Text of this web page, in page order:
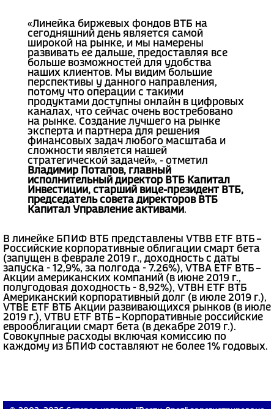
«Линейка биржевых фондов ВТБ на
сегодняшний день является самой
широкой на рынке, и мы намерены
развивать ее дальше, предоставляя все
больше возможностей для удобства
наших клиентов. Мы видим большие
перспективы у данного направления,
потому что операции с такими
продуктами доступны онлайн в цифровых
каналах, что сейчас очень востребовано
на рынке. Создание лучшего на рынке
эксперта и партнера для решения
финансовых задач любого масштаба и
сложности является нашей
стратегической задачей», - отметил
Владимир Потапов, главный
исполнительный директор ВТБ Капитал
Инвестиции, старший вице-президент ВТБ,
председатель совета директоров ВТБ
Капитал Управление активами.
В линейке БПИФ ВТБ представлены VTBB ETF ВТБ –
Российские корпоративные облигации смарт бета
(запущен в феврале 2019 г., доходность с даты
запуска - 12,9%, за полгода - 7.26%), VTBA ETF ВТБ –
Акции американских компаний (в июне 2019 г.,
полугодовая доходность - 8,92%), VTBH ETF ВТБ
Американский корпоративный долг (в июле 2019 г.),
VTBE ETF ВТБ Акции развивающихся рынков (в июле
2019 г.), VTBU ETF ВТБ – Корпоративные российские
еврооблигации смарт бета (в декабре 2019 г.).
Совокупные расходы включая комиссию по
каждому из БПИФ составляют не более 1% годовых.